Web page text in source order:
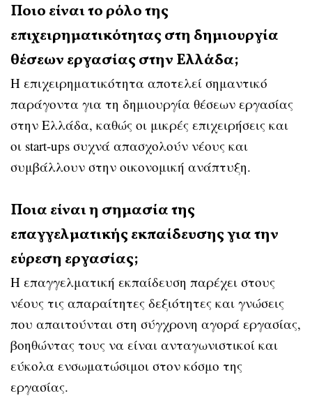
Ποιο είναι το ρόλο της
επιχειρηματικότητας στη δημιουργία
θέσεων εργασίας στην Ελλάδα;
Η επιχειρηματικότητα αποτελεί σημαντικό
παράγοντα για τη δημιουργία θέσεων εργασίας
στην Ελλάδα, καθώς οι μικρές επιχειρήσεις και
οι start-ups συχνά απασχολούν νέους και
συμβάλλουν στην οικονομική ανάπτυξη.
Ποια είναι η σημασία της
επαγγελματικής εκπαίδευσης για την
εύρεση εργασίας;
Η επαγγελματική εκπαίδευση παρέχει στους
νέους τις απαραίτητες δεξιότητες και γνώσεις
που απαιτούνται στη σύγχρονη αγορά εργασίας,
βοηθώντας τους να είναι ανταγωνιστικοί και
εύκολα ενσωματώσιμοι στον κόσμο της
εργασίας.